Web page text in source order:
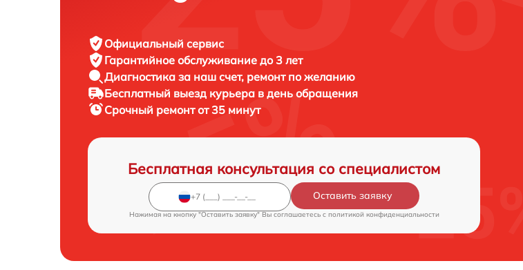
Официальный сервис
Гарантийное обслуживание до 3 лет
Диагностика за наш счет, ремонт по желанию
Бесплатный выезд курьера в день обращения
Срочный ремонтот 35 минут
Бесплатная консультация со специалистом
Оставить заявку
Нажимая на кнопку "Оставить заявку" Вы соглашаетесь c политикой конфиденциальности